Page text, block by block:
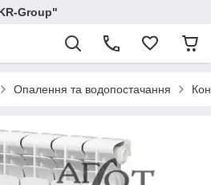
Group"
Опалення та водопостачання